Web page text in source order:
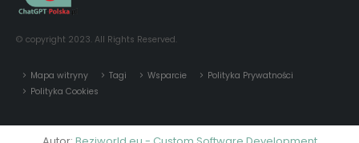
© copyright 2023. All Rights Reserved.
Mapa witryny Tagi Wsparcie
Polityka Prywatności
Polityka Cookies